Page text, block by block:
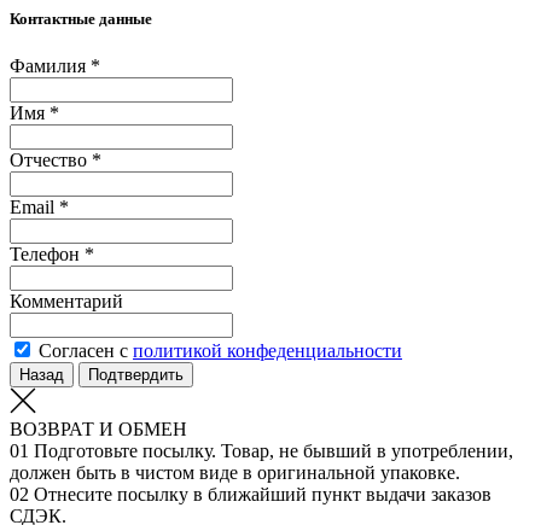
Контактные данные
Фамилия *
Имя *
Отчество *
Email *
Телефон *
Комментарий
Согласен с политикой конфеденциальности
Назад Подтвердить
ВОЗВРАТ И ОБМЕН
01 Подготовьте посылку. Товар, не бывший в употреблении,
должен быть в чистом виде в оригинальной упаковке.
02 Отнесите посылку в ближайший пункт выдачи заказов
СДЭК.